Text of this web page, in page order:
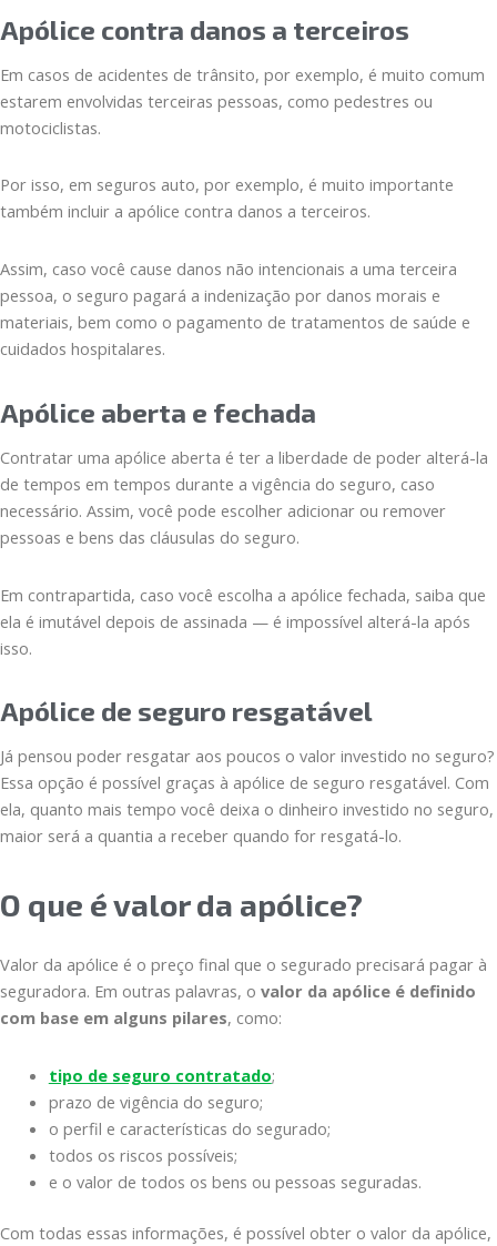
Apólice contra danos a terceiros
Em casos de acidentes de trânsito, por exemplo, é muito comum
estarem envolvidas terceiras pessoas, como pedestres ou
motociclistas.
Por isso, em seguros auto, por exemplo, é muito importante
também incluir a apólice contra danos a terceiros.
Assim, caso você cause danos não intencionais a uma terceira
pessoa, o seguro pagará a indenização por danos morais e
materiais, bem como o pagamento de tratamentos de saúde e
cuidados hospitalares.
Apólice aberta e fechada
Contratar uma apólice aberta é ter a liberdade de poder alterá-la
de tempos em tempos durante a vigência do seguro, caso
necessário. Assim, você pode escolher adicionar ou remover
pessoas e bens das cláusulas do seguro.
Em contrapartida, caso você escolha a apólice fechada, saiba que
ela é imutável depois de assinada — é impossível alterá-la após
isso.
Apólice de seguro resgatável
Já pensou poder resgatar aos poucos o valor investido no seguro?
Essa opção é possível graças à apólice de seguro resgatável. Com
ela, quanto mais tempo você deixa o dinheiro investido no seguro,
maior será a quantia a receber quando for resgatá-lo.
O que é valor da apólice?
Valor da apólice é o preço final que o segurado precisará pagar à
seguradora. Em outras palavras, o valor da apólice é definido
com base em alguns pilares, como:
tipo de seguro contratado;
prazo de vigência do seguro;
o perfil e características do segurado;
todos os riscos possíveis;
e o valor de todos os bens ou pessoas seguradas.
Com todas essas informações, é possível obter o valor da apólice,